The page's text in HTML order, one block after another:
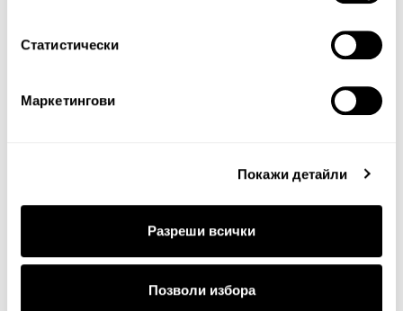
Статистически
Маркетингови
Покажи детайли
Разреши всички
Позволи избора
Плажна чанта Zandra
72.00€ 140.82лв.
28.80€ 56.33лв.
Чанта за пазар RERI
14.00€ 27.38лв.
9.80€ 19.17лв.